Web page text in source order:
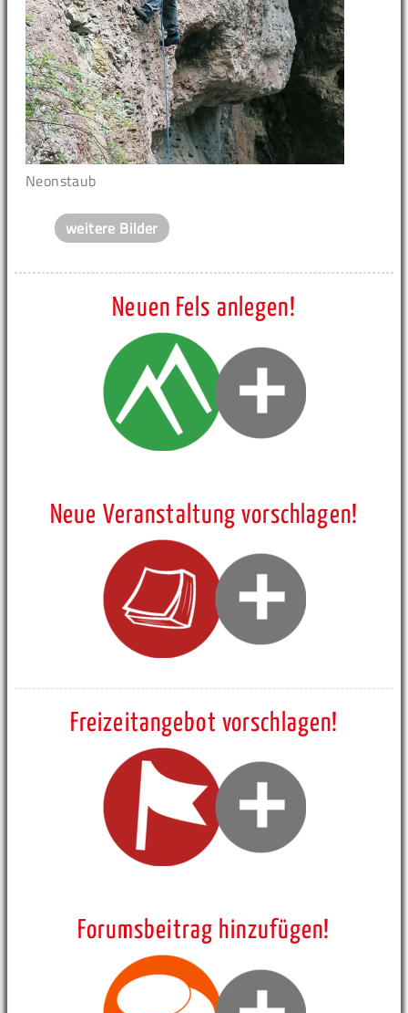
Neonstaub
weitere Bilder
Neuen Fels anlegen!
Neue Veranstaltung vorschlagen!
Freizeitangebot vorschlagen!
Forumsbeitrag hinzufügen!